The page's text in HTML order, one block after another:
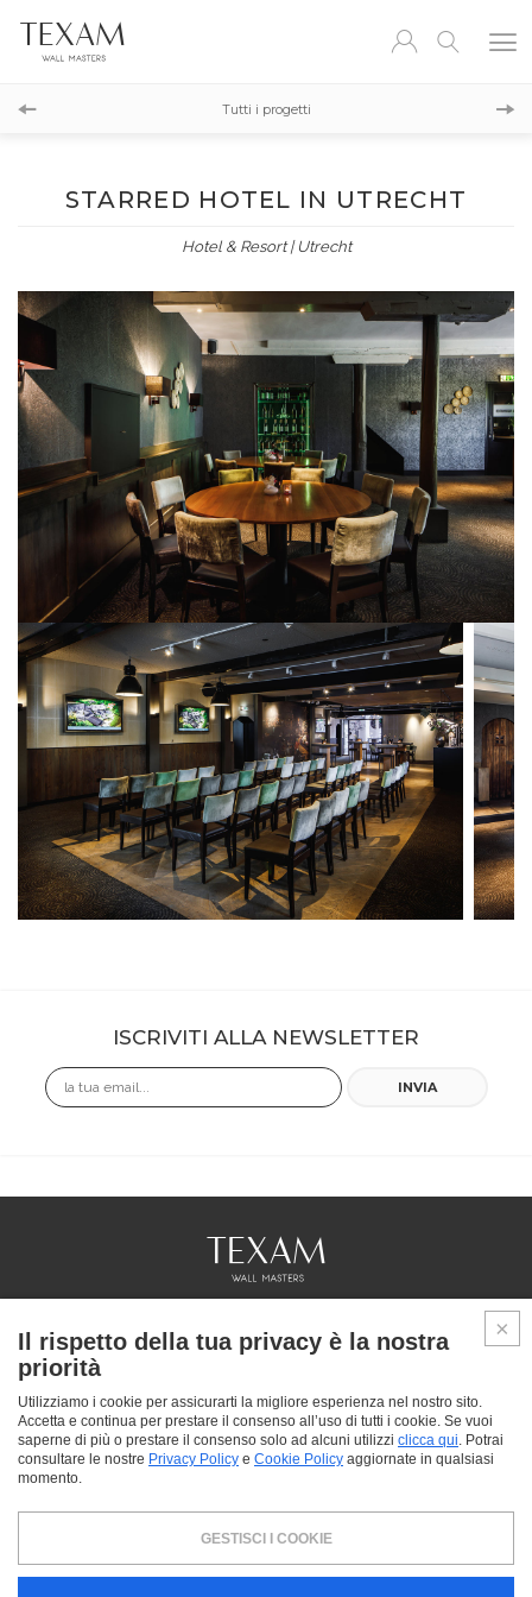
Tutti i progetti
STARRED HOTEL IN UTRECHT
Hotel & Resort | Utrecht
ISCRIVITI ALLA NEWSLETTER
Email INVIA
PROFESSIONAL
PUNTI VENDITA
CHI SIAMO
CONTATTACI
FACEBOOK
INSTAGRAM
YOUTUBELINKEDIN
Il rispetto della tua privacy è la nostra
priorità
Utilizziamo i cookie per assicurarti la migliore esperienza nel nostro sito.
Accetta e continua per prestare il consenso all’uso di tutti i cookie. Se vuoi
saperne di più o prestare il consenso solo ad alcuni utilizzi clicca qui. Potrai
consultare le nostre Privacy Policy e Cookie Policy aggiornate in qualsiasi
momento.
GESTISCI I COOKIE